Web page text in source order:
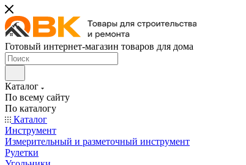
Готовый интернет-магазин товаров для дома
Каталог
По всему сайту
По каталогу
Каталог
Инструмент
Измерительный и разметочный инструмент
Рулетки